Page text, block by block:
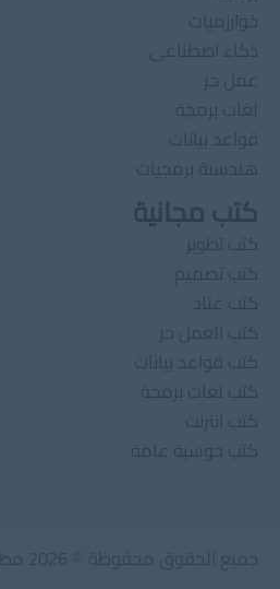
خوارزميات
ذكاء اصطناعى
عمل حر
لغات برمجة
قواعد بيانات
هندسىة برمجيات
كتب مجانية
كتب تطوير
كتب تصميم
كتب عتاد
كتب العمل حر
كتب قواعد بيانات
كتب لغات برمجة
كتب انترنت
كتب حوسبة عامة